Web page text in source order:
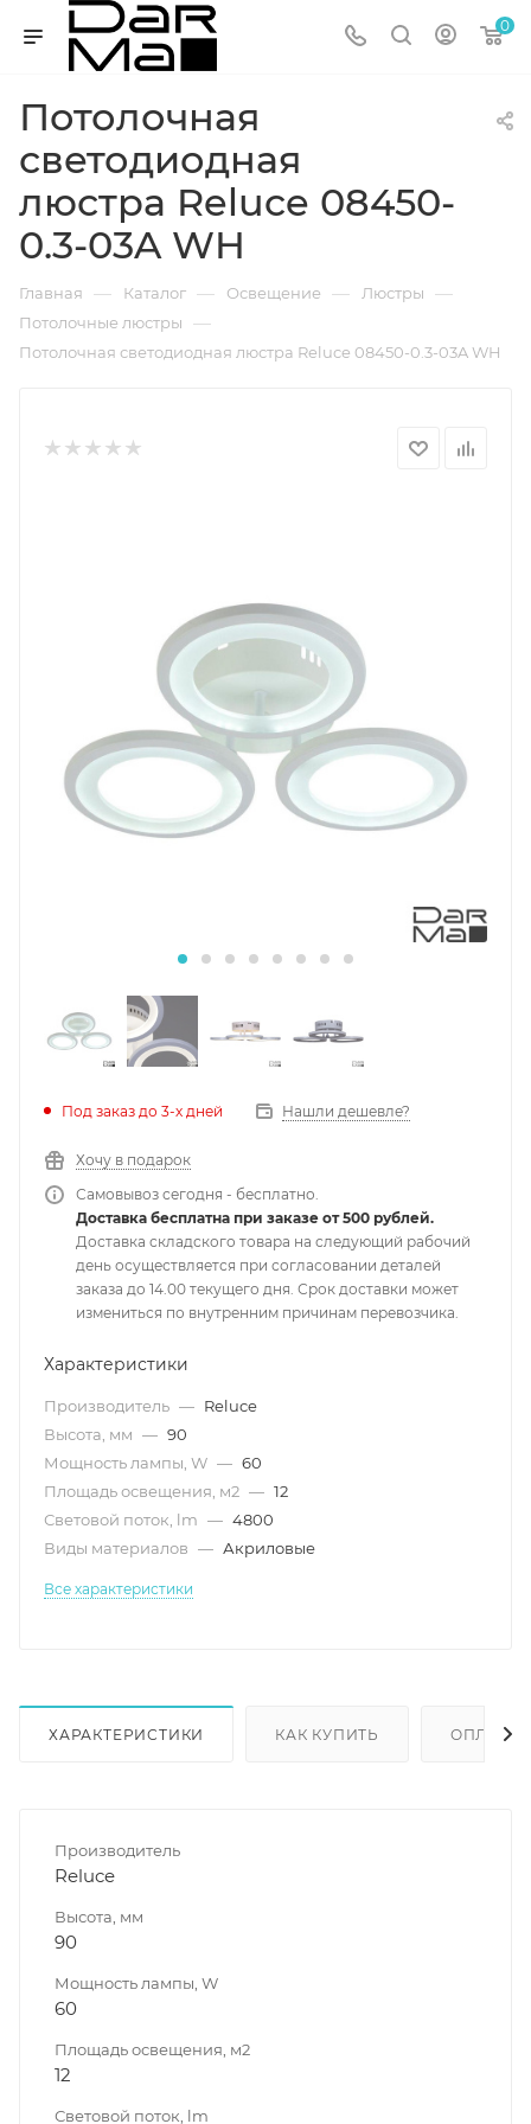
0
Потолочная
светодиодная
люстра Reluce 08450-
0.3-03A WH
Главная — Каталог — Освещение — Люстры —
Потолочные люстры —
Потолочная светодиодная люстра Reluce 08450-0.3-03A WH
Под заказ до 3-х дней Нашли дешевле?
Хочу в подарок
Самовывоз сегодня - бесплатно.
Доставка бесплатна при заказе от 500 рублей.
Доставка складского товара на следующий рабочий
день осуществляется при согласовании деталей
заказа до 14.00 текущего дня. Срок доставки может
измениться по внутренним причинам перевозчика.
Характеристики
Производитель — Reluce
Высота, мм — 90
Мощность лампы, W — 60
Площадь освещения, м2 — 12
Световой поток, lm — 4800
Виды материалов — Акриловые
Все характеристики
ХАРАКТЕРИСТИКИ КАК КУПИТЬ ОПЛАТА
Производитель
Reluce
Высота, мм
90
Мощность лампы, W
60
Площадь освещения, м2
12
Световой поток, lm